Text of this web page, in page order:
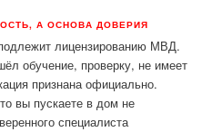
А ОСНОВА ДОВЕРИЯ
лицензированию МВД.
обучение, проверку, не имеет
признана официально.
вы пускаете в дом не
специалиста